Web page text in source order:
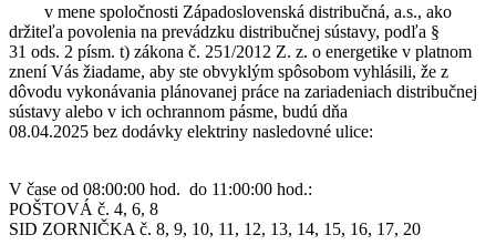
v mene spoločnosti Západoslovenská distribučná, a.s., ako
držiteľa povolenia na prevádzku distribučnej sústavy, podľa §
31 ods. 2 písm. t) zákona č. 251/2012 Z. z. o energetike v platnom
znení Vás žiadame, aby ste obvyklým spôsobom vyhlásili, že z
dôvodu vykonávania plánovanej práce na zariadeniach distribučnej
sústavy alebo v ich ochrannom pásme, budú dňa
08.04.2025 bez dodávky elektriny nasledovné ulice:
V čase od 08:00:00 hod. do 11:00:00 hod.:
POŠTOVÁ č. 4, 6, 8
SID ZORNIČKA č. 8, 9, 10, 11, 12, 13, 14, 15, 16, 17, 20